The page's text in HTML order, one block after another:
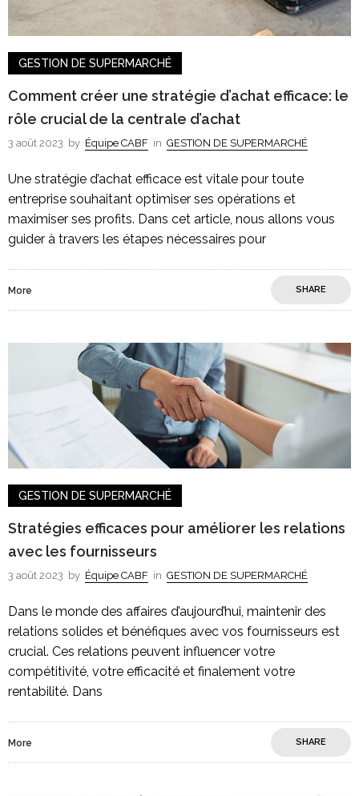
GESTION DE SUPERMARCHÉ
Comment créer une stratégie d’achat efficace: le
rôle crucial de la centrale d’achat
3 août 2023 by Équipe CABF in GESTION DE SUPERMARCHÉ
Une stratégie d’achat efficace est vitale pour toute
entreprise souhaitant optimiser ses opérations et
maximiser ses profits. Dans cet article, nous allons vous
guider à travers les étapes nécessaires pour
More SHARE
GESTION DE SUPERMARCHÉ
Stratégies efficaces pour améliorer les relations
avec les fournisseurs
3 août 2023 by Équipe CABF in GESTION DE SUPERMARCHÉ
Dans le monde des affaires d’aujourd’hui, maintenir des
relations solides et bénéfiques avec vos fournisseurs est
crucial. Ces relations peuvent influencer votre
compétitivité, votre efficacité et finalement votre
rentabilité. Dans
More SHARE